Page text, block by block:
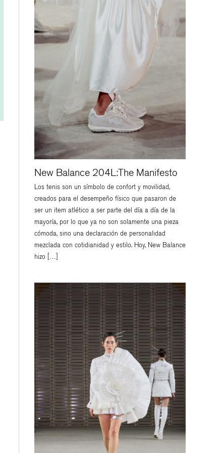
New Balance 204L:The Manifesto
Los tenis son un símbolo de confort y movilidad,
creados para el desempeño físico que pasaron de
ser un item atlético a ser parte del día a día de la
mayoría, por lo que ya no son solamente una pieza
cómoda, sino una declaración de personalidad
mezclada con cotidianidad y estilo. Hoy, New Balance
hizo […]